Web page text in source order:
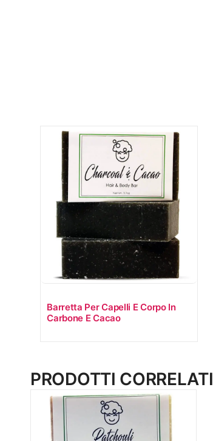
Barretta Per Capelli E Corpo In
Carbone E Cacao
PRODOTTI CORRELATI